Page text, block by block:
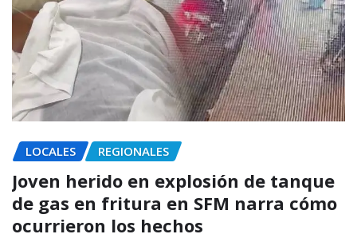
LOCALES REGIONALES
Joven herido en explosión de tanque
de gas en fritura en SFM narra cómo
ocurrieron los hechos